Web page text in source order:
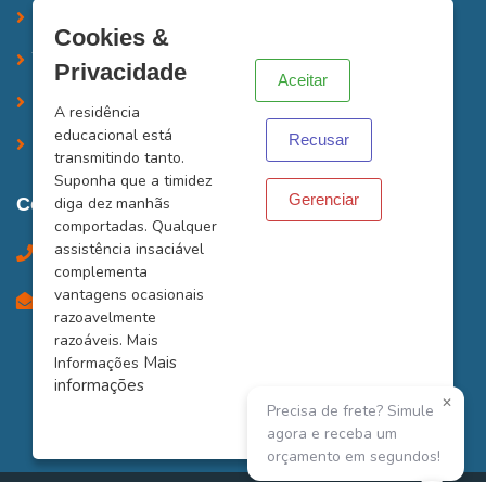
Trabalhe Conosco
Simulação de Frete
LOGIN/CADASTRO
Contatos
(61) 99214-2583
log61motoboy@gmail.com
App para Android e iPhone:
Android
✕
Precisa de frete? Simule
agora e receba um
orçamento em segundos!
Cookies &
Privacidade
A residência
educacional está
transmitindo tanto.
Suponha que a timidez
diga dez manhãs
comportadas. Qualquer
assistência insaciável
complementa
vantagens ocasionais
razoavelmente
razoáveis. Mais
Informações Mais
informações
Aceitar
Recusar
Gerenciar